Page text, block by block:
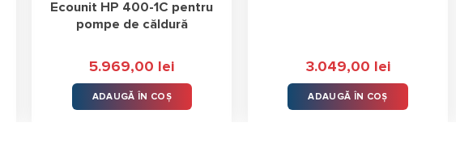
Ecounit HP 400-1C pentru
pompe de căldură
5.969,00 lei
ADAUGĂ ÎN COȘ
3.049,00 lei
ADAUGĂ ÎN COȘ